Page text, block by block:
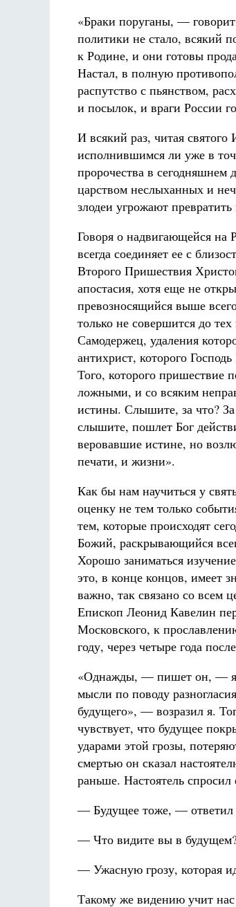
«Браки поруганы, —
политики не стало, всякий
к Родине, и они готовы
Настал, в полную
распутство с пьянством,
и посылок, и враги России
И всякий раз, читая
исполнившимся ли уже в
пророчества в
царством неслыханных и
злодеи угрожают
Говоря о надвигающейся на
всегда соединяет ее с
Второго Пришествия
апостасия, хотя еще не
превозносящийся выше
только не совершится до
Самодержец, удаления
антихрист, которого
Того, которого пришествие
ложными, и со всяким
истины. Слышите, за что?
слышите, пошлет Бог
веровавшие истине, но
печати, и жизни».
Как бы нам научиться у
оценку не тем только
тем, которые происходят
Божий, раскрывающийся
Хорошо заниматься
это, в конце концов, имеет
важно, так связано со всем
Епископ Леонид Кавелин
Московского, к
году, через четыре года
«Однажды, — пишет он, — я
мысли по поводу
будущего», — возразил я.
чувствует, что будущее
ударами этой грозы,
смертью он сказал
раньше. Настоятель
— Будущее тоже, — ответил
— Что видите вы в
— Ужасную грозу, которая
Такому же видению учит